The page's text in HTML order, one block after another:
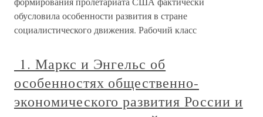
обусловила особенности развития в стране
социалистического движения. Рабочий класс
1. Маркс и Энгельс об
особенностях общественно-
экономического развития России и